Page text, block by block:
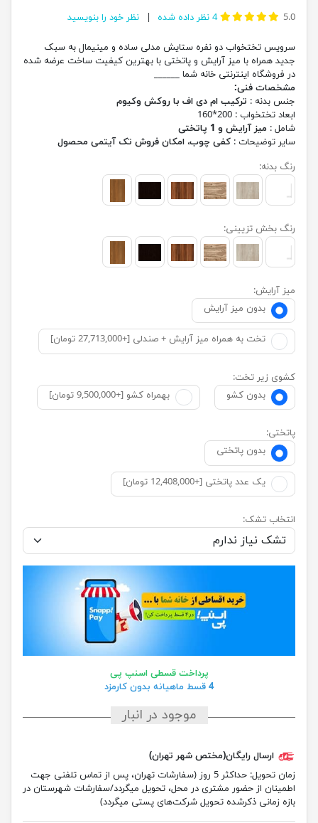
5.0
4 نظر داده شده نظر خود را بنویسید
سرویس تختخواب دو نفره ستایش مدلی ساده و مینیمال به سبک
جدید همراه با میز آرایش و پاتختی با بهترین کیفیت ساخت عرضه شده
در فروشگاه اینترنتی خانه شما ______
مشخصات فنی:
جنس بدنه : ترکیب ام دی اف با روکش وکیوم
ابعاد تختخواب : 200*160
شامل : میز آرایش و 1 پاتختی
سایر توضیحات : کفی چوب، امکان فروش تک آیتمی محصول
رنگ بدنه:
رنگ بخش تزیینی:
میز آرایش:
بدون میز آرایش
تخت به همراه میز آرایش + صندلی [+27,713,000 تومان]
کشوی زیر تخت:
بدون کشو
بهمراه کشو [+9,500,000 تومان]
پاتختی:
بدون پاتختی
یک عدد پاتختی [+12,408,000 تومان]
انتخاب تشک:
پرداخت قسطی اسنپ پی
4 قسط ماهیانه بدون کارمزد
موجود در انبار
ارسال رایگان(مختص شهر تهران)
زمان تحویل:
حداکثر 5 روز (سفارشات تهران، پس از تماس تلفنی جهت
اطمینان از حضور مشتری در محل، تحویل میگردد/سفارشات شهرستان در
بازه زمانی ذکرشده تحویل شرکت‌های پستی میگردد)